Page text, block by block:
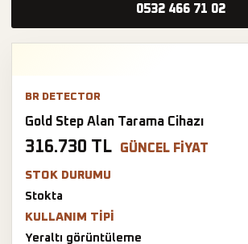
0532 466 71 02
BR DETECTOR
Gold Step Alan Tarama Cihazı
316.730 TL GÜNCEL FIYAT
STOK DURUMU
Stokta
KULLANIM TIPI
Yeraltı görüntüleme